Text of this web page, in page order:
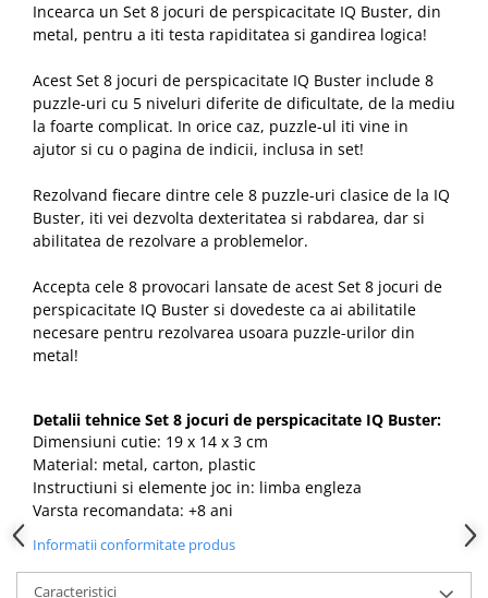
Incearca un Set 8 jocuri de perspicacitate IQ Buster, din
metal, pentru a iti testa rapiditatea si gandirea logica!
Acest Set 8 jocuri de perspicacitate IQ Buster include 8
puzzle-uri cu 5 niveluri diferite de dificultate, de la mediu
la foarte complicat. In orice caz, puzzle-ul iti vine in
ajutor si cu o pagina de indicii, inclusa in set!
Rezolvand fiecare dintre cele 8 puzzle-uri clasice de la IQ
Buster, iti vei dezvolta dexteritatea si rabdarea, dar si
abilitatea de rezolvare a problemelor.
Accepta cele 8 provocari lansate de acest Set 8 jocuri de
perspicacitate IQ Buster si dovedeste ca ai abilitatile
necesare pentru rezolvarea usoara puzzle-urilor din
metal!
Detalii tehnice Set 8 jocuri de perspicacitate IQ Buster:
Dimensiuni cutie: 19 x 14 x 3 cm
Material: metal, carton, plastic
Instructiuni si elemente joc in: limba engleza
Varsta recomandata: +8 ani
Informatii conformitate produs
Caracteristici